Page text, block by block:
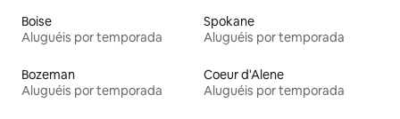
Boise
Aluguéis por temporada
Spokane
Aluguéis por temporada
Bozeman
Aluguéis por temporada
Coeur d'Alene
Aluguéis por temporada